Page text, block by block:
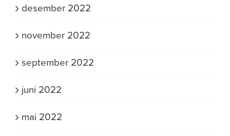
desember 2022
november 2022
september 2022
juni 2022
mai 2022